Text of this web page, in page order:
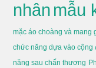
nhân mẫu
mặc áo choàng và mang
chức năng dựa vào cộng
năng sau chấn thương